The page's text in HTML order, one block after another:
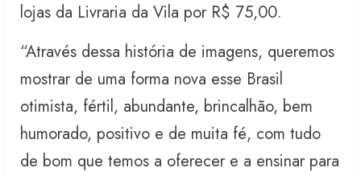
lojas da Livraria da Vila por R$ 75,00.
“Através dessa história de imagens, queremos
mostrar de uma forma nova esse Brasil
otimista, fértil, abundante, brincalhão, bem
humorado, positivo e de muita fé, com tudo
de bom que temos a oferecer e a ensinar para